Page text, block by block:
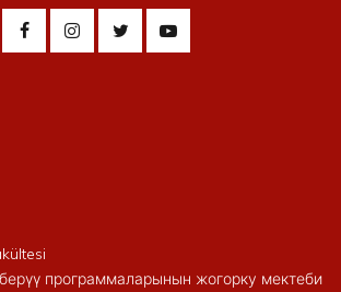
программаларынын жогорку мектеби